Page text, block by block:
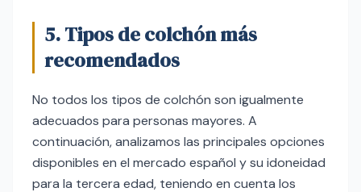
5. Tipos de colchón más
recomendados
No todos los tipos de colchón son igualmente
adecuados para personas mayores. A
continuación, analizamos las principales opciones
disponibles en el mercado español y su idoneidad
para la tercera edad, teniendo en cuenta los